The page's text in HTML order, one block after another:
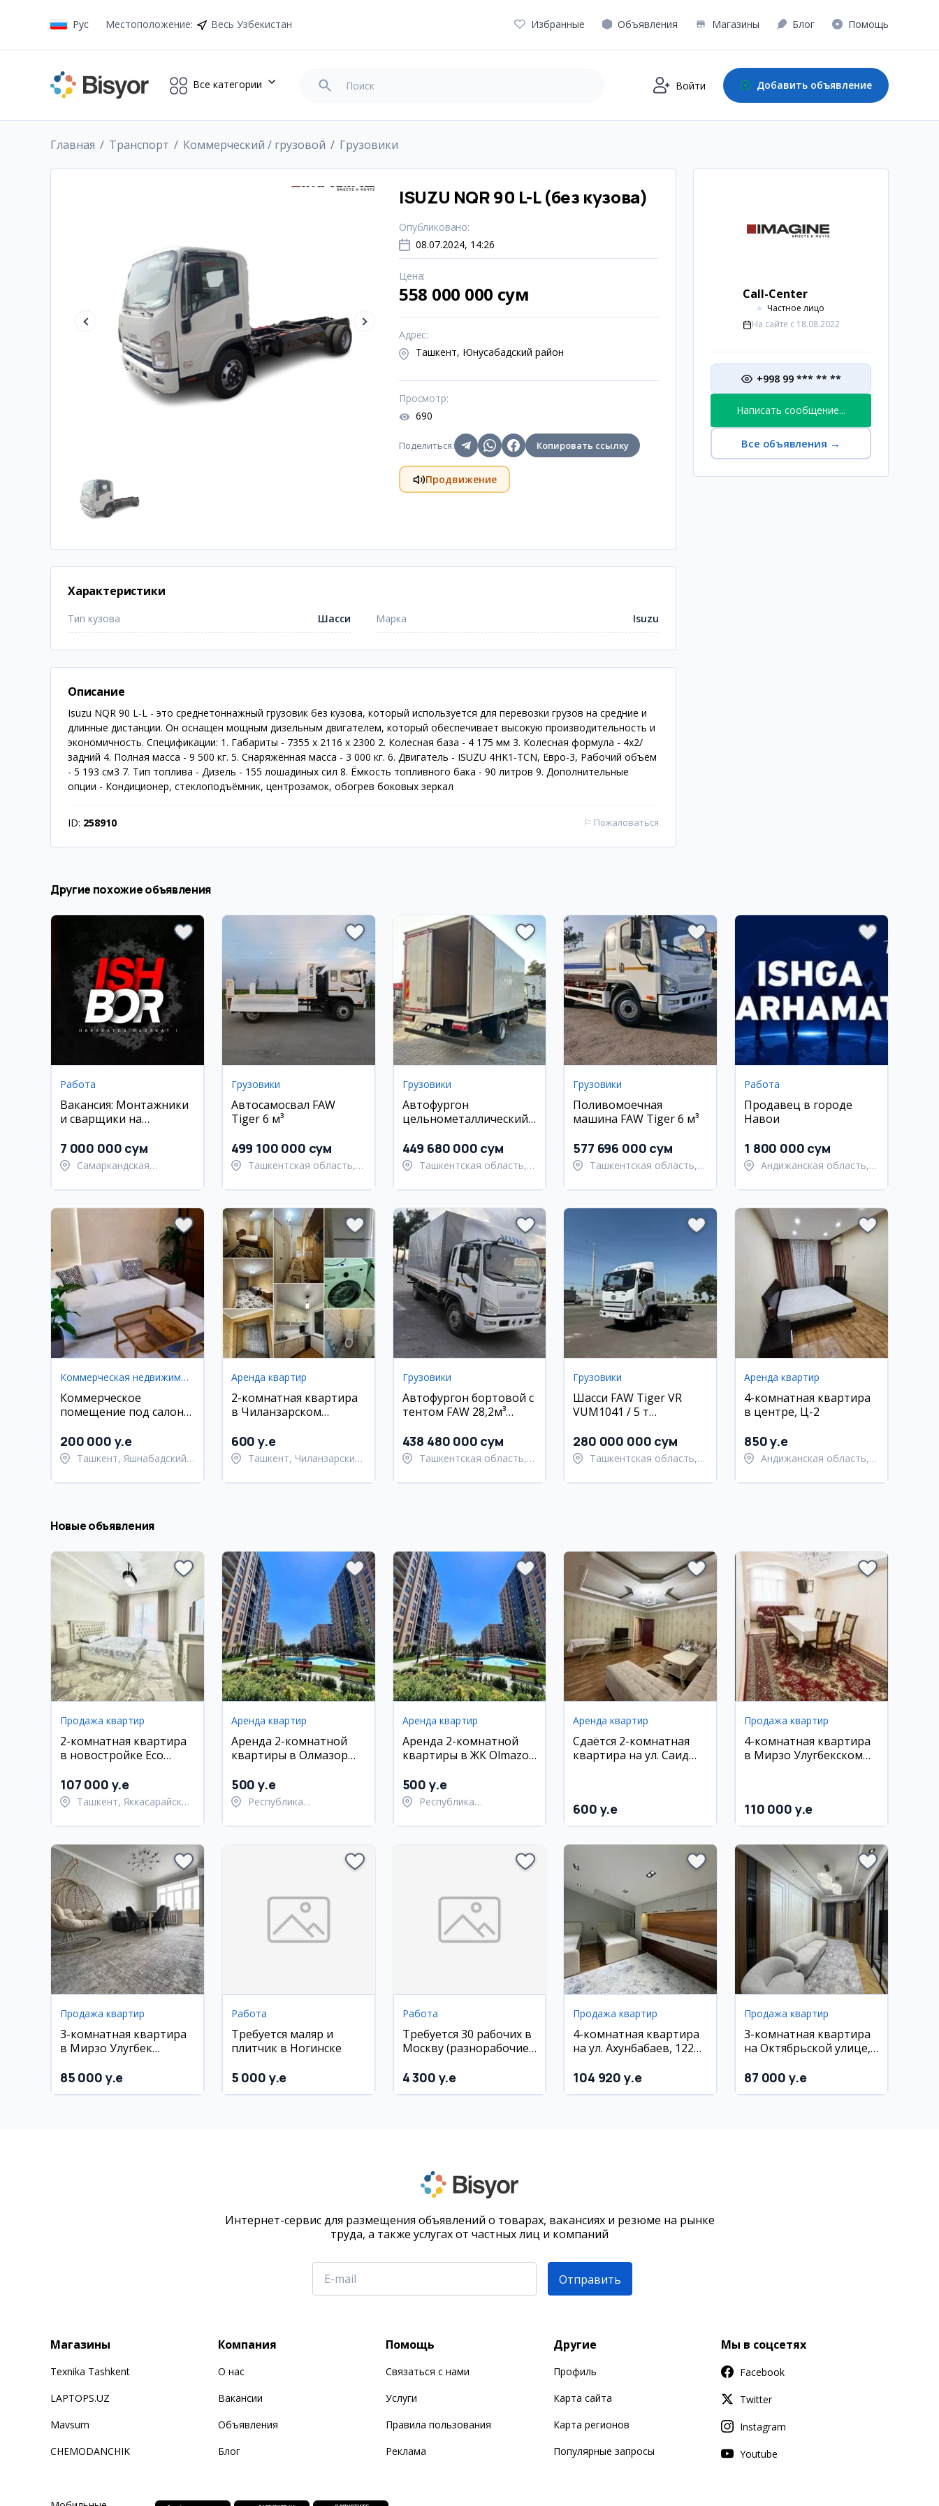
Рус Местоположение: Весь Узбекистан Избранные Объявления Магазины Блог Помощь
Все категории Войти Добавить объявление
Главная Транспорт Коммерческий / грузовой Грузовики
ISUZU NQR 90 L-L (без кузова)
Опубликовано:
08.07.2024, 14:26
Цена:
558 000 000 сум
Адрес:
Ташкент, Юнусабадский район
Просмотр:
690
Поделиться: Копировать ссылку
Продвижение
Характеристики
Тип кузова Шасси Марка Isuzu
Описание
Isuzu NQR 90 L-L - это среднетоннажный грузовик без кузова, который используется для перевозки грузов на средние и
длинные дистанции. Он оснащен мощным дизельным двигателем, который обеспечивает высокую производительность и
экономичность. Спецификации: 1. Габариты - 7355 x 2116 x 2300 2. Колесная база - 4 175 мм 3. Колесная формула - 4x2/
задний 4. Полная масса - 9 500 кг. 5. Снаряжённая масса - 3 000 кг. 6. Двигатель - ISUZU 4HK1-TCN, Евро-3, Рабочий объём
- 5 193 см3 7. Тип топлива - Дизель - 155 лошадиных сил 8. Ёмкость топливного бака - 90 литров 9. Дополнительные
опции - Кондиционер, стеклоподъёмник, центрозамок, обогрев боковых зеркал
ID: 258910 ⚐ Пожаловаться
Call-Center
Частное лицо
На сайте с 18.08.2022
+998 99 *** ** **
Написать сообщение...
Все объявления →
Другие похожие объявления
Работа
Вакансия: Монтажники
и сварщики на
7 000 000 сум
Самаркандская
район
Грузовики
Автосамосвал FAW
Tiger 6 м³
499 100 000 сум
Ташкентская область,
Грузовики
Автофургон
цельнометаллический
21.6 м3
449 680 000 сум
Ташкентская область,
Грузовики
Поливомоечная
машина FAW Tiger 6 м³
577 696 000 сум
Ташкентская область,
Работа
Продавец в городе
Навои
1 800 000 сум
Андижанская область,
Коммерческая недвижимость
Коммерческое
помещение под салон
Яшнабадском районе
200 000 y.e
Ташкент, Яшнабадский
Аренда квартир
2-комнатная квартира
в Чиланзарском
600 y.e
Ташкент, Чиланзарский
Грузовики
Автофургон бортовой с
тентом FAW 28,2м³
438 480 000 сум
Ташкентская область,
Грузовики
Шасси FAW Tiger VR
VUM1041 / 5 т
280 000 000 сум
Ташкентская область,
Аренда квартир
4-комнатная квартира
в центре, Ц-2
850 y.e
Андижанская область,
Новые объявления
Продажа квартир
2-комнатная квартира
в новостройке Eco
район, 55 кв.м
107 000 y.e
Ташкент, Яккасарайский
Аренда квартир
Аренда 2-комнатной
квартиры в Олмазор
500 y.e
Республика
Берунийский район
Аренда квартир
Аренда 2-комнатной
квартиры в ЖК Olmazor
500 y.e
Республика
Берунийский район
Аренда квартир
Сдаётся 2-комнатная
квартира на ул. Саид
600 y.e
Продажа квартир
4-комнатная квартира
в Мирзо Улугбекском
110 000 y.e
Продажа квартир
3-комнатная квартира
в Мирзо Улугбек
85 000 y.e
Работа
Требуется маляр и
плитчик в Ногинске
5 000 y.e
Работа
Требуется 30 рабочих в
Москву (разнорабочие,
по гипсокартону,
сантехники)
4 300 y.e
Продажа квартир
4-комнатная квартира
на ул. Ахунбабаев, 122
104 920 y.e
Продажа квартир
3-комнатная квартира
на Октябрьской улице,
87 000 y.e
Интернет-сервис для размещения объявлений о товарах, вакансиях и резюме на рынке
труда, а также услугах от частных лиц и компаний
Отправить
Магазины
Texnika Tashkent
LAPTOPS.UZ
Mavsum
CHEMODANCHIK
Компания
О нас
Вакансии
Объявления
Блог
Помощь
Связаться с нами
Услуги
Правила пользования
Реклама
Другие
Профиль
Карта сайта
Карта регионов
Популярные запросы
Мы в соцсетях
Facebook
Twitter
Instagram
Youtube